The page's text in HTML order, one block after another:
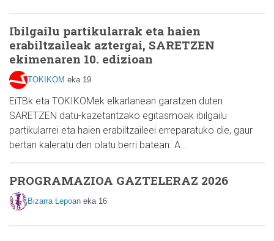
Ibilgailu partikularrak eta haien
erabiltzaileak aztergai, SARETZEN
ekimenaren 10. edizioan
TOKIKOM eka 19
EiTBk eta TOKIKOMek elkarlanean garatzen duten
SARETZEN datu-kazetaritzako egitasmoak ibilgailu
partikularrei eta haien erabiltzaileei erreparatuko die, gaur
bertan kaleratu den olatu berri batean. A…
PROGRAMAZIOA GAZTELERAZ 2026
Bizarra Lepoan eka 16